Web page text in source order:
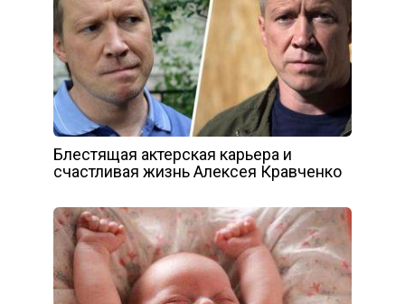
Блестящая актерская карьера и
счастливая жизнь Алексея Кравченко